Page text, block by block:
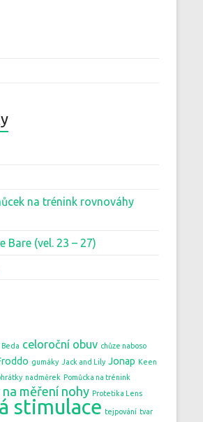
na trénink rovnováhy
Bare (vel. 23 – 27)
Beda celoroční obuv chůze naboso
gumáky Jack and Lily Jonap Keen
nadměrek Pomůcka na trénink
měření nohy Protetika Lens
stimulace tejpování tvar